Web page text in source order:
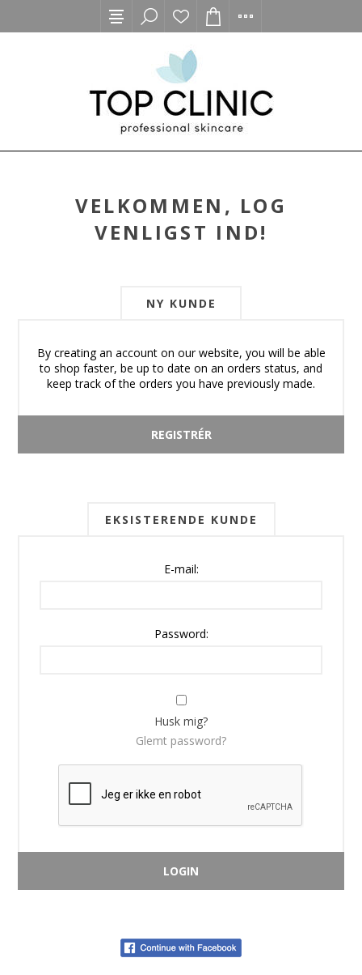
VELKOMMEN, LOG
VENLIGST IND!
NY KUNDE
By creating an account on our website, you will be able
to shop faster, be up to date on an orders status, and
keep track of the orders you have previously made.
EKSISTERENDE KUNDE
E-mail:
Password:
Husk mig?
Glemt password?